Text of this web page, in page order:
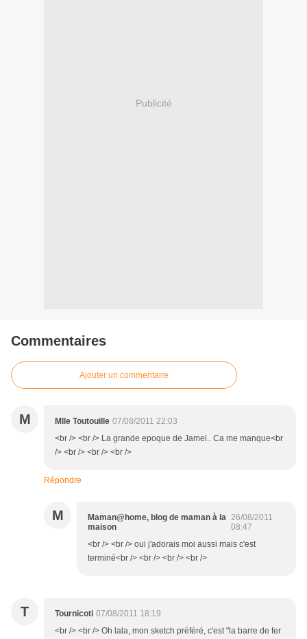
Publicité
Commentaires
Ajouter un commentaire
M Mlle Toutouille 07/08/2011 22:03
<br /> <br /> La grande epoque de Jamel.. Ca me manque<br
/> <br /> <br /> <br />
Répondre
M
Maman@home, blog de maman à la
maison
26/08/2011
08:47
<br /> <br /> oui j'adorais moi aussi mais c'est
terminé<br /> <br /> <br /> <br />
T Tournicoti 07/08/2011 18:19
<br /> <br /> Oh lala, mon sketch préféré, c'est "la barre de fer